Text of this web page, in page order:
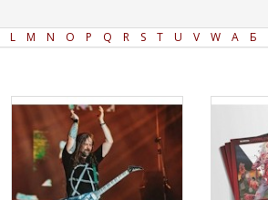
L M N O P Q R S T U V W А Б